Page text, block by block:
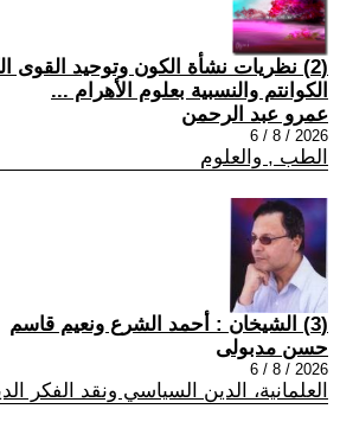
(2) نظريات نشأة الكون وتوحيد القوى
الكوانتم والنسبية بعلوم الأهرام ...
عمرو عبد الرحمن
2026 / 8 / 6
الطب , والعلوم
(3) الشيخان : أحمد الشرع ونعيم قاسم
حسن مدبولى
2026 / 8 / 6
العلمانية، الدين السياسي ونقد الفكر